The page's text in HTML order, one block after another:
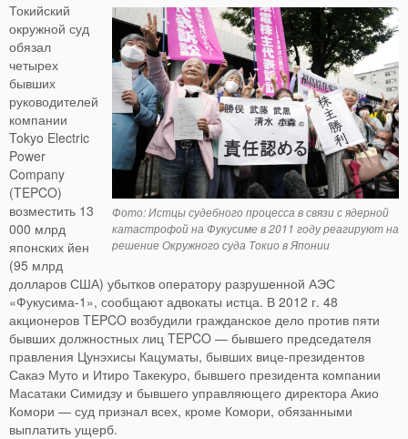
Фото: Истцы судебного процесса в связи с ядерной
катастрофой на Фукусиме в 2011 году реагируют на
решение Окружного суда Токио в Японии
Токийский
окружной суд
обязал
четырех
бывших
руководителей
компании
Tokyo Electric
Power
Company
(TEPCO)
возместить 13
000 млрд
японских йен
(95 млрд
долларов США) убытков оператору разрушенной АЭС
«Фукусима-1», сообщают адвокаты истца. В 2012 г. 48
акционеров TEPCO возбудили гражданское дело против пяти
бывших должностных лиц TEPCO — бывшего председателя
правления Цунэхисы Кацуматы, бывших вице-президентов
Сакаэ Муто и Итиро Такекуро, бывшего президента компании
Масатаки Симидзу и бывшего управляющего директора Акио
Комори — суд признал всех, кроме Комори, обязанными
выплатить ущерб.